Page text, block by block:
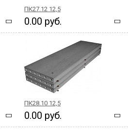
ПК27.12 12,5
0.00 руб.
ПК28.10 12,5
0.00 руб.